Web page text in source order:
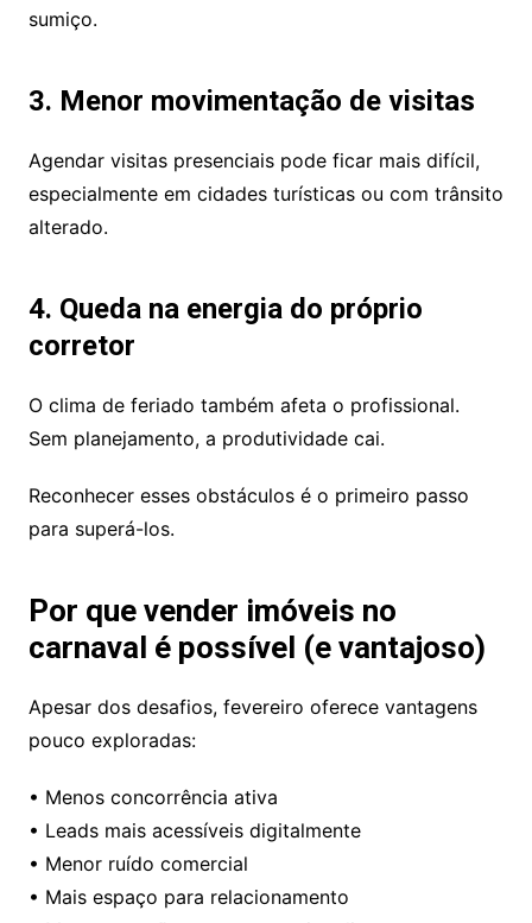
sumiço.
3. Menor movimentação de visitas
Agendar visitas presenciais pode ficar mais difícil,
especialmente em cidades turísticas ou com trânsito
alterado.
4. Queda na energia do próprio
corretor
O clima de feriado também afeta o profissional.
Sem planejamento, a produtividade cai.
Reconhecer esses obstáculos é o primeiro passo
para superá-los.
Por que vender imóveis no
carnaval é possível (e vantajoso)
Apesar dos desafios, fevereiro oferece vantagens
pouco exploradas:
• Menos concorrência ativa
• Leads mais acessíveis digitalmente
• Menor ruído comercial
• Mais espaço para relacionamento